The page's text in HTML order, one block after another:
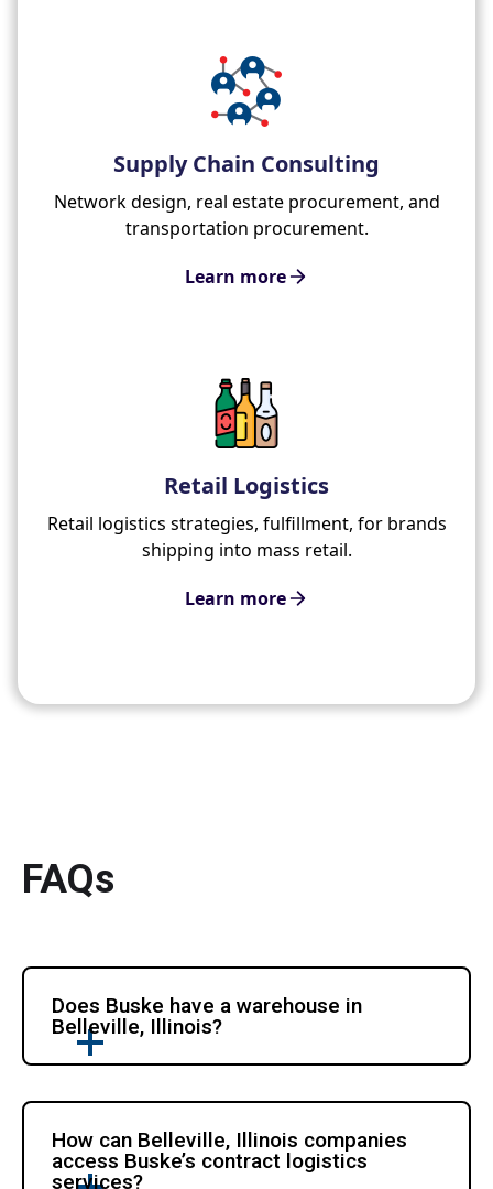
Supply Chain Consulting
Network design, real estate procurement, and
transportation procurement.
Learn more
Retail Logistics
Retail logistics strategies, fulfillment, for brands
shipping into mass retail.
Learn more
FAQs
Does Buske have a warehouse in
Belleville, Illinois?
How can Belleville, Illinois companies
access Buske’s contract logistics
services?